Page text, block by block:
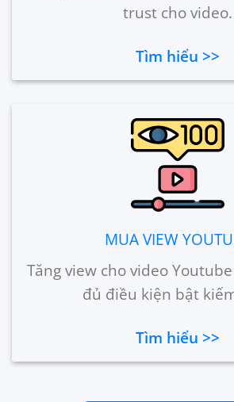
trust cho video.
Tìm hiểu >>
MUA VIEW
Tăng view cho video
đủ điều kiện bật
Tìm hiểu >>